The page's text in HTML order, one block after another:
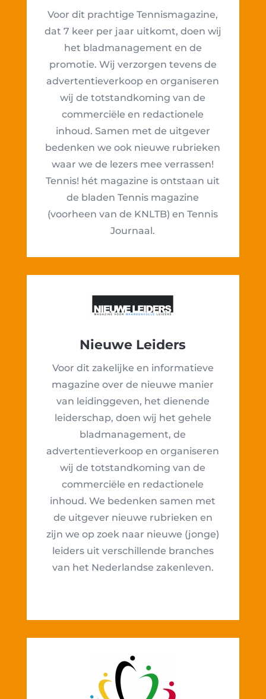
Voor dit prachtige Tennismagazine,
dat 7 keer per jaar uitkomt, doen wij
het bladmanagement en de
promotie. Wij verzorgen tevens de
advertentieverkoop en organiseren
wij de totstandkoming van de
commerciële en redactionele
inhoud. Samen met de uitgever
bedenken we ook nieuwe rubrieken
waar we de lezers mee verrassen!
Tennis! hét magazine is ontstaan uit
de bladen Tennis magazine
(voorheen van de KNLTB) en Tennis
Journaal.
Nieuwe Leiders
Voor dit zakelijke en informatieve
magazine over de nieuwe manier
van leidinggeven, het dienende
leiderschap, doen wij het gehele
bladmanagement, de
advertentieverkoop en organiseren
wij de totstandkoming van de
commerciële en redactionele
inhoud. We bedenken samen met
de uitgever nieuwe rubrieken en
zijn we op zoek naar nieuwe (jonge)
leiders uit verschillende branches
van het Nederlandse zakenleven.